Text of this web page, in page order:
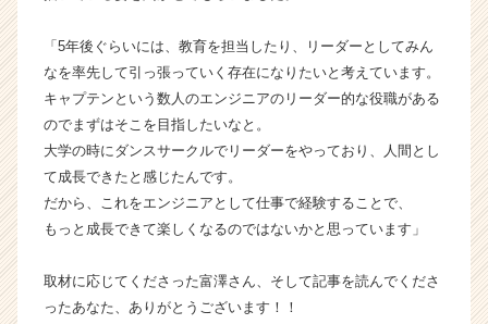
か
カ
ウ
ト
が
届
く
サ
イ
「5年後ぐらいには、教育を担当したり、リーダーとしてみん
なを率先して引っ張っていく存在になりたいと考えています。
キャプテンという数人のエンジニアのリーダー的な役職がある
のでまずはそこを目指したいなと。
大学の時にダンスサークルでリーダーをやっており、人間とし
て成長できたと感じたんです。
だから、これをエンジニアとして仕事で経験することで、
もっと成長できて楽しくなるのではないかと思っています」
取材に応じてくださった富澤さん、そして記事を読んでくださ
ったあなた、ありがとうございます！！